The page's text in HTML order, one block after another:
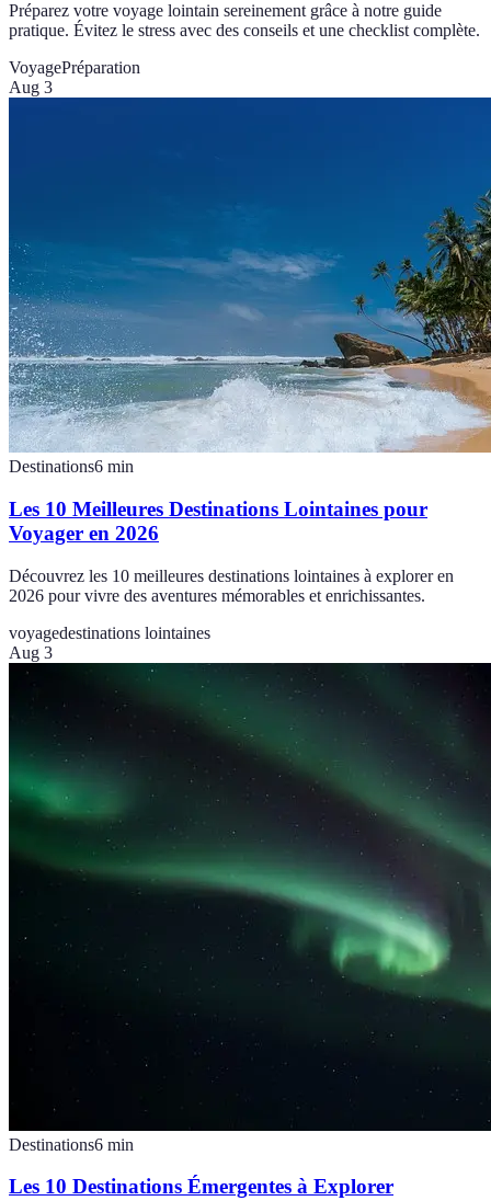
Préparez votre voyage lointain sereinement grâce à notre guide
pratique. Évitez le stress avec des conseils et une checklist complète.
VoyagePréparation
Aug 3
Destinations6 min
Les 10 Meilleures Destinations Lointaines pour
Voyager en 2026
Découvrez les 10 meilleures destinations lointaines à explorer en
2026 pour vivre des aventures mémorables et enrichissantes.
voyagedestinations lointaines
Aug 3
Destinations6 min
Les 10 Destinations Émergentes à Explorer